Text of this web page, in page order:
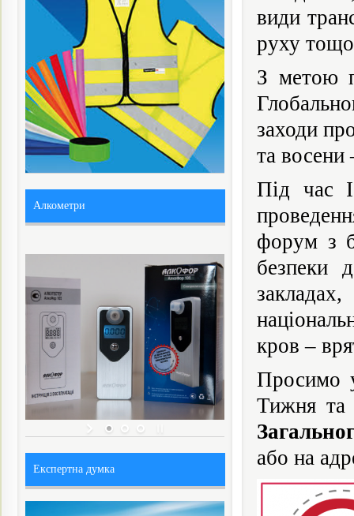
види
руху
З метою
заходи
та восени
Під час
форум з
безпеки
кров –
Просимо
Тижня та
або на
Алкометри
Експертна думка